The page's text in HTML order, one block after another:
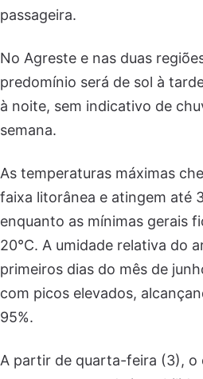
passageira.
No Agreste e nas duas
predomínio será de sol à
à noite, sem indicativo de
semana.
As temperaturas máximas
faixa litorânea e atingem até
enquanto as mínimas gerais
20°C. A umidade relativa do
primeiros dias do mês de
com picos elevados,
95%.
A partir de quarta-feira (3), o